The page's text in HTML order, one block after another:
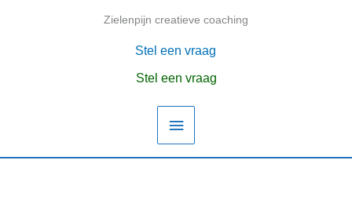
Zielenpijn creatieve coaching
Hoofdmenu
Stel een vraag
Stel een vraag